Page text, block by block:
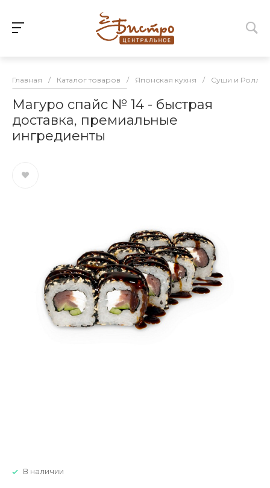
Главная / Каталог товаров / Японская кухня / Суши и Роллы
Магуро спайс № 14 - быстрая
доставка, премиальные
ингредиенты
В наличии